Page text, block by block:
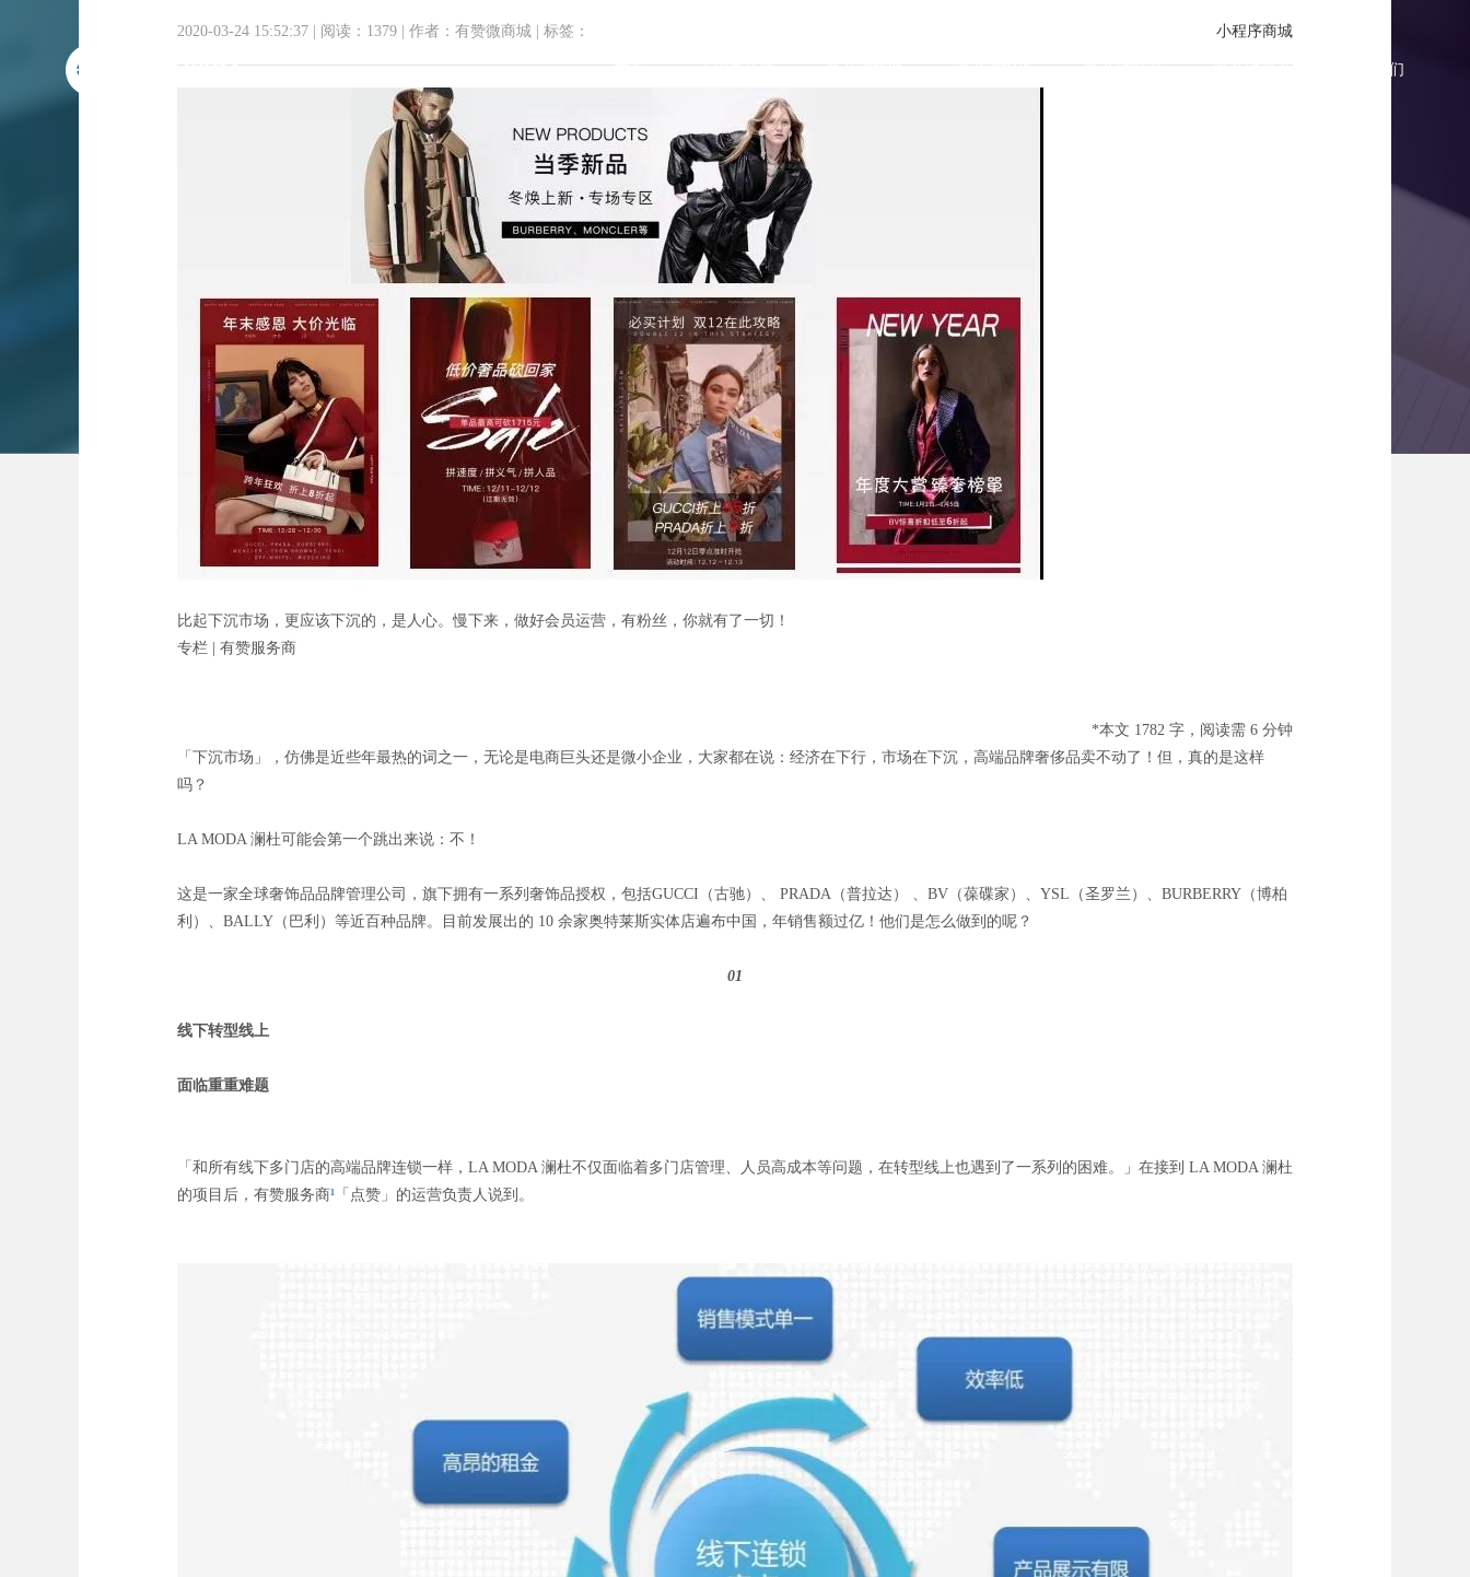
首页 小程序商城 微商城功能 微商城报价 微商城案例 微商城资讯 联系我们
高客单卖不动？高端品牌新零售实现逆生长，每月稳增3000粉丝！
小程序商城
2020-03-24 15:52:37 阅读：1379 作者：有赞微商城 标签：
比起下沉市场，更应该下沉的，是人心。慢下来，做好会员运营，有粉丝，你就有了一切！
专栏 | 有赞服务商
*本文 1782 字，阅读需 6 分钟
「下沉市场」，仿佛是近些年最热的词之一，无论是电商巨头还是微小企业，大家都在说：经济在下行，市场在下沉，高端品牌奢侈品卖不动了！但，真的是这样
吗？
LA MODA 澜杜可能会第一个跳出来说：不！
这是一家全球奢饰品品牌管理公司，旗下拥有一系列奢饰品授权，包括GUCCI（古驰）、 PRADA（普拉达） 、BV（葆碟家）、YSL（圣罗兰）、BURBERRY（博柏
利）、BALLY（巴利）等近百种品牌。目前发展出的 10 余家奥特莱斯实体店遍布中国，年销售额过亿！他们是怎么做到的呢？
01
线下转型线上
面临重重难题
「和所有线下多门店的高端品牌连锁一样，LA MODA 澜杜不仅面临着多门店管理、人员高成本等问题，在转型线上也遇到了一系列的困难。」在接到 LA MODA 澜杜
的项目后，有赞服务商¹ 「点赞」的运营负责人说到。